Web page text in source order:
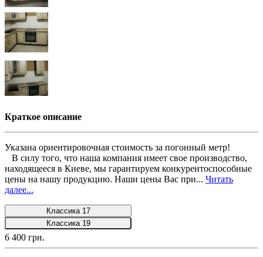
Краткое описание
Указана ориентировочная стоимость за погонный метр!
В силу того, что наша компания имеет свое производство,
находящееся в Киеве, мы гарантируем конкурентоспособные
цены на нашу продукцию. Наши цены Вас при... Читать
далее...
Классика 17
Классика 19
6 400 грн.